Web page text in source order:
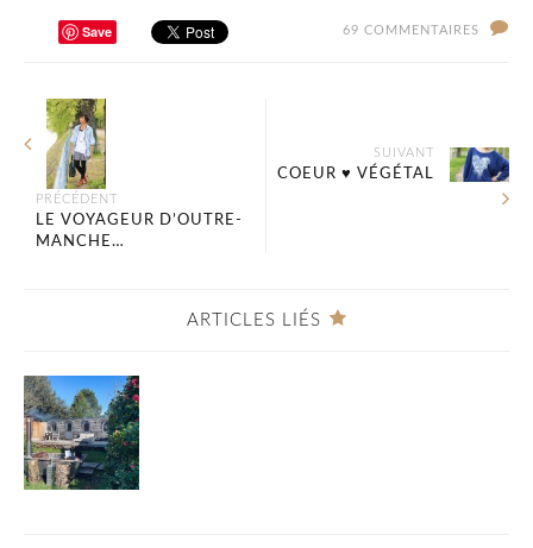
Save 69 COMMENTAIRES
PRÉCÉDENT
LE VOYAGEUR D’OUTRE-
MANCHE…
SUIVANT
COEUR ♥ VÉGÉTAL
ARTICLES LIÉS